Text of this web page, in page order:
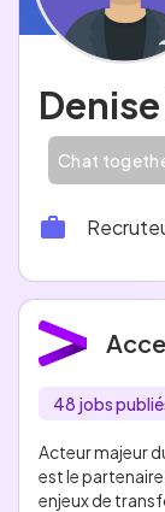
Chat
48 jobs
Acteur majeur
est le
enjeux de